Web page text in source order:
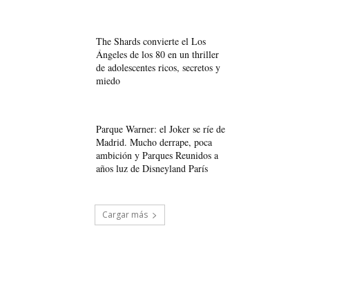
The Shards convierte el Los
Ángeles de los 80 en un thriller
de adolescentes ricos, secretos y
miedo
Parque Warner: el Joker se ríe de
Madrid. Mucho derrape, poca
ambición y Parques Reunidos a
años luz de Disneyland París
Cargar más